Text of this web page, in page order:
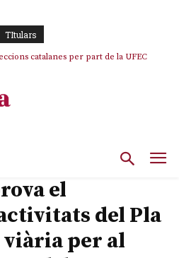
TItulars
catalanes per part de la UFEC
el
del Pla
viària per al